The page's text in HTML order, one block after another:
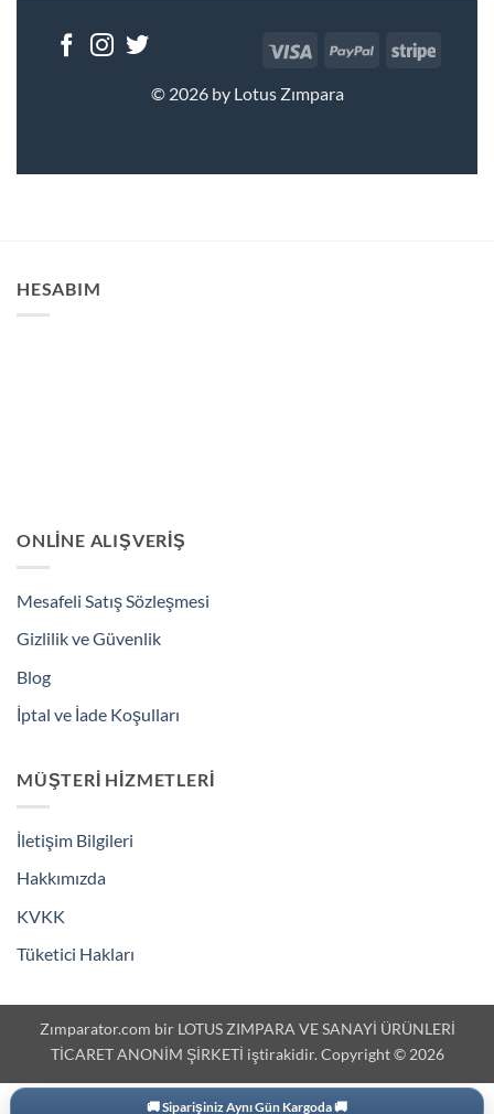
© 2026 by Lotus Zımpara
Visa PayPal Stripe
HESABIM
ONLINE ALIŞVERIŞ
Mesafeli Satış Sözleşmesi
Gizlilik ve Güvenlik
Blog
İptal ve İade Koşulları
MÜŞTERI HIZMETLERI
İletişim Bilgileri
Hakkımızda
KVKK
Tüketici Hakları
Zımparator.com bir LOTUS ZIMPARA VE SANAYİ ÜRÜNLERİ
TİCARET ANONİM ŞİRKETİ iştirakidir. Copyright © 2026
🚚 Siparişiniz Aynı Gün Kargoda 🚚